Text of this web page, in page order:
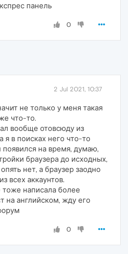
панель
0
2 Jul 2021, 10:37
не только у меня такая
что-то.
вообще отовсюду из
я в поисках него что-то
появился на время, думаю,
браузера до исходных,
нет, а браузер заодно
всех аккаунтов.
написала более
на английском, жду его
0